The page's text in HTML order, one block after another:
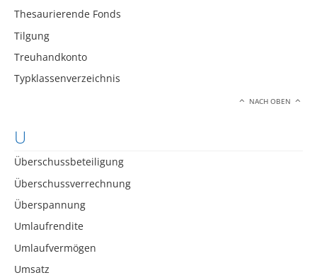
Thesaurierende Fonds
Tilgung
Treuhandkonto
Typklassenverzeichnis
NACH OBEN
U
Überschussbeteiligung
Überschussverrechnung
Überspannung
Umlaufrendite
Umlaufvermögen
Umsatz